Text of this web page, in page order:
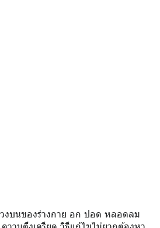
งบนของร่างกาย อก ปอด หลอดลม